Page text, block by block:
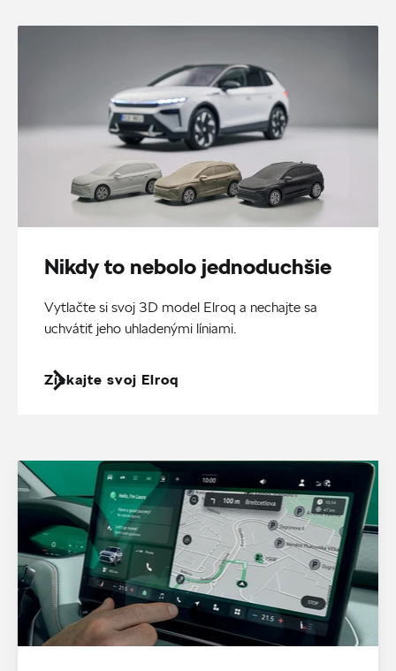
Nikdy to nebolo jednoduchšie
Vytlačte si svoj 3D model Elroq a nechajte sa
uchvátiť jeho uhladenými líniami.
Získajte svoj Elroq